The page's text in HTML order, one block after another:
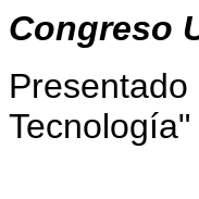
Congreso
Tecnología"